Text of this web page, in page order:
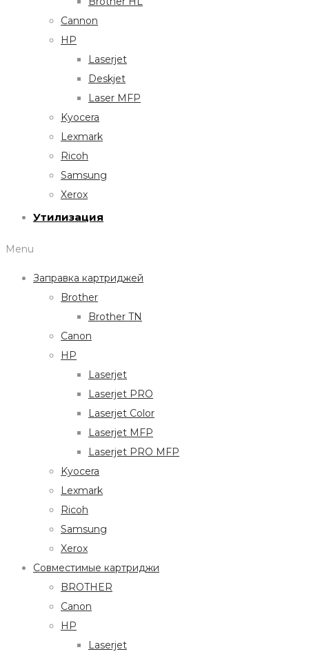
Cannon
HP
Laserjet
Deskjet
Laser MFP
Kyocera
Lexmark
Ricoh
Samsung
Xerox
Утилизация
Menu
Заправка картриджей
Brother
Brother TN
Canon
HP
Laserjet
Laserjet PRO
Laserjet Color
Laserjet MFP
Laserjet PRO MFP
Kyocera
Lexmark
Ricoh
Samsung
Xerox
Совместимые картриджи
BROTHER
Canon
HP
Laserjet